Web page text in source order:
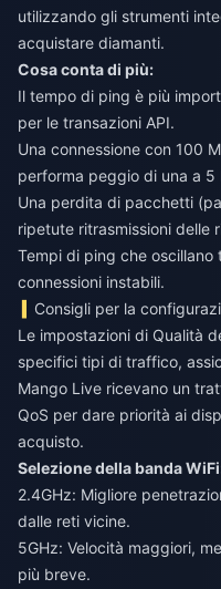
utilizzando gli strumenti
acquistare diamanti.
Cosa conta di più:
Il tempo di ping è più
per le transazioni API.
Una connessione con 100
performa peggio di una a
Una perdita di pacchetti
ripetute ritrasmissioni delle
Tempi di ping che
connessioni instabili.
Consigli per la
Le impostazioni di Qualità
specifici tipi di traffico,
Mango Live ricevano un
QoS per dare priorità ai
acquisto.
Selezione della banda
2.4GHz: Migliore
dalle reti vicine.
5GHz: Velocità maggiori,
più breve.